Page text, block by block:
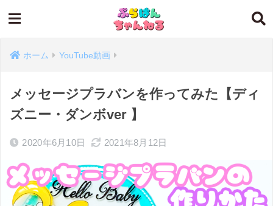
ホーム YouTube動画
メッセージプラバンを作ってみた【ディ
ズニー・ダンボver 】
2020年6月10日 2021年8月12日